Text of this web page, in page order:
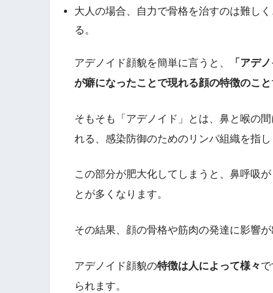
大人の場合、自力で骨格を治すのは難し
る。
アデノイド顔貌を簡単に言うと、
「アデ
が癖になったことで現れる顔の特徴のこと
そもそも「アデノイド」とは、鼻と喉の
れる、感染防御のためのリンパ組織を指
この部分が肥大化してしまうと、鼻呼吸
とが多くなります。
その結果、顔の骨格や筋肉の発達に影響
アデノイド顔貌の特徴は人によって様々
られます。